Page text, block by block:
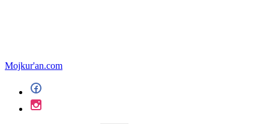
Mojkur'an.com